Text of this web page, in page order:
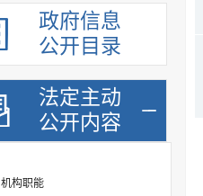
政府信息
公开目录
法定主动
公开内容
机构职能